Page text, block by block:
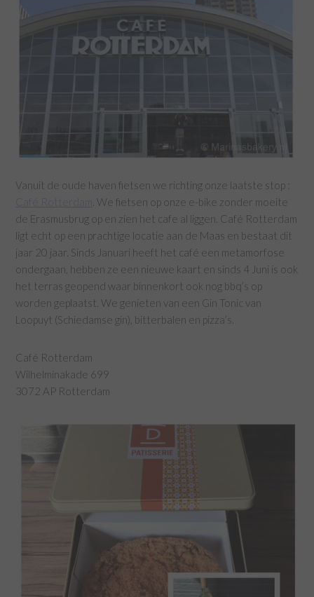
Vanuit de oude haven fietsen we richting onze laatste stop :
. We fietsen op onze e-bike zonder moeite
de Erasmusbrug op en zien het cafe al liggen. Café Rotterdam
ligt echt op een prachtige locatie aan de Maas en bestaat dit
jaar 20 jaar. Sinds Januari heeft het café een metamorfose
ondergaan, hebben ze een nieuwe kaart en sinds 4 Juni is ook
het terras geopend waar binnenkort ook nog bbq’s op
worden geplaatst. We genieten van een Gin Tonic van
Loopuyt (Schiedamse gin), bitterbalen en pizza’s.
Café Rotterdam
Wilhelminakade 699
3072 AP Rotterdam